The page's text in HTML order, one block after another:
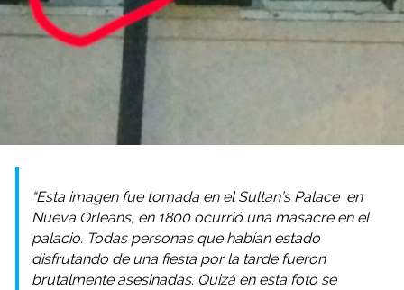
“Esta imagen fue tomada en elSultan’s Palace en
Nueva Orleans, en 1800 ocurrió una masacre en el
palacio. Todas personas que habían estado
disfrutando de una fiesta por la tarde fueron
brutalmente asesinadas. Quizá en esta foto se